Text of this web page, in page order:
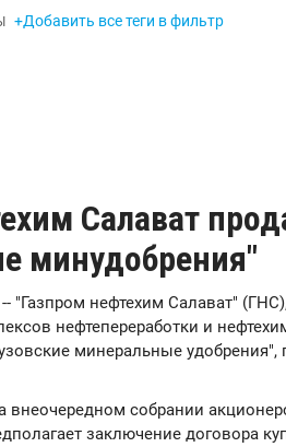
+Добавить все теги в фильтр
Салават
минудобрения"
"Газпром нефтехим Салават"
нефтепереработки и
минеральные удобрения",
собрании
заключение договора